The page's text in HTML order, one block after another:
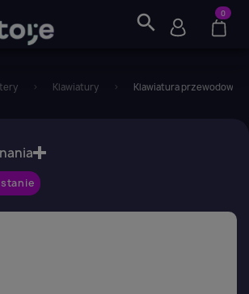
search 0
Klawiatury Klawiatura przewodowa